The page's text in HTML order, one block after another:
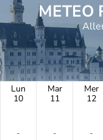
Lun
10
-
Mar
11
-
Mer
12
-